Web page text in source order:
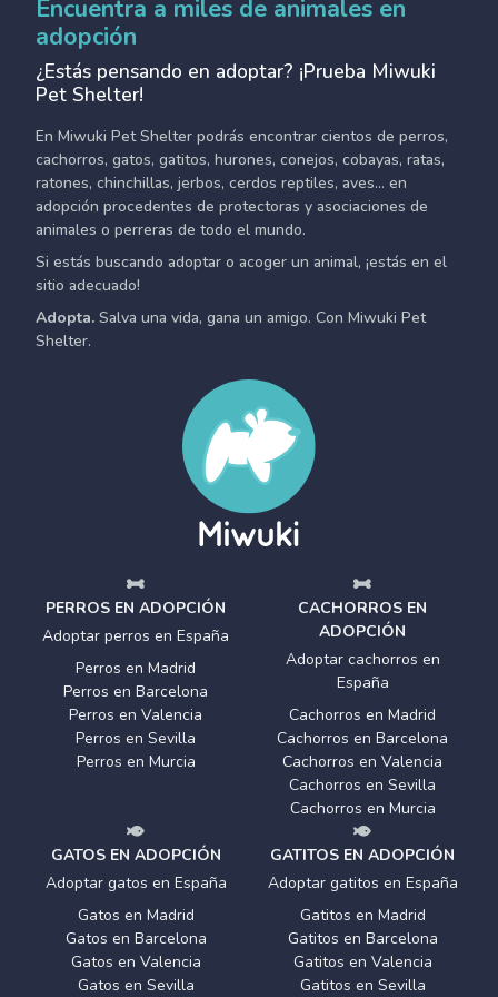
Encuentra a miles de animales en
adopción
¿Estás pensando en adoptar? ¡Prueba Miwuki
Pet Shelter!
En Miwuki Pet Shelter podrás encontrar cientos de perros,
cachorros, gatos, gatitos, hurones, conejos, cobayas, ratas,
ratones, chinchillas, jerbos, cerdos reptiles, aves... en
adopción procedentes de protectoras y asociaciones de
animales o perreras de todo el mundo.
Si estás buscando adoptar o acoger un animal, ¡estás en el
sitio adecuado!
Adopta. Salva una vida, gana un amigo. Con Miwuki Pet
Shelter.
PERROS EN ADOPCIÓN
Adoptar perros en España
Perros en Madrid
Perros en Barcelona
Perros en Valencia
Perros en Sevilla
Perros en Murcia
CACHORROS EN
ADOPCIÓN
Adoptar cachorros en
España
Cachorros en Madrid
Cachorros en Barcelona
Cachorros en Valencia
Cachorros en Sevilla
Cachorros en Murcia
GATOS EN ADOPCIÓN
Adoptar gatos en España
Gatos en Madrid
Gatos en Barcelona
Gatos en Valencia
Gatos en Sevilla
GATITOS EN ADOPCIÓN
Adoptar gatitos en España
Gatitos en Madrid
Gatitos en Barcelona
Gatitos en Valencia
Gatitos en Sevilla